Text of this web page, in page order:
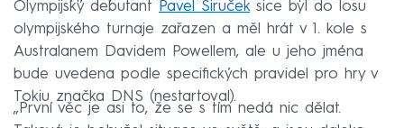
Olympijský debutant Pavel Širučeksice byl do losu
olympijského turnaje zařazen a měl hrát v 1. kole s
Australanem Davidem Powellem, ale u jeho jména
bude uvedena podle specifických pravidel pro hry v
Tokiu značka DNS (nestartoval).
„První věc je asi to, že se s tím nedá nic dělat.